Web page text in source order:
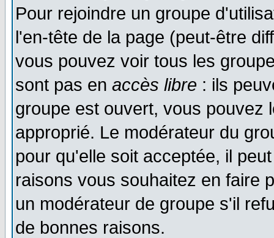
Pour rejoindre un groupe
l'en-tête de la page (peut-être
vous pouvez voir tous les
sont pas en accès libre : ils
groupe est ouvert, vous pouvez
approprié. Le modérateur du
pour qu'elle soit acceptée, il
raisons vous souhaitez en faire
un modérateur de groupe s'il
de bonnes raisons.